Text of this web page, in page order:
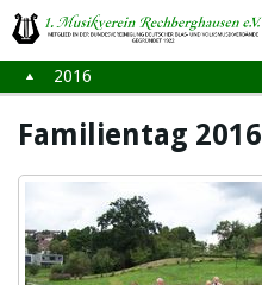
2016
Familientag 2016